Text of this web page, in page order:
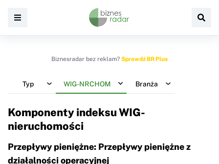
Biznesradar bez reklam? Sprawdź BR Plus
Typ WIG-NRCHOM Branża
Komponenty indeksuWIG-
nieruchomości
Przepływy pieniężne: Przepływy pieniężne z
działalności operacyjnej